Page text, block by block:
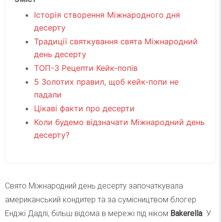
Історія створення Міжнародного дня
десерту
Традиції святкування свята Міжнародний
день десерту
ТОП-3 Рецепти Кейк-попів
5 Золотих правил, щоб кейк-попи не
падали
Цікаві факти про десерти
Коли будемо відзначати Міжнародний день
десерту?
Свято Міжнародний день десерту започаткувала
американський кондитер та за сумісництвом блогер
Енджі Дадлі, більш відома в мережі під ніком Bakerella. У